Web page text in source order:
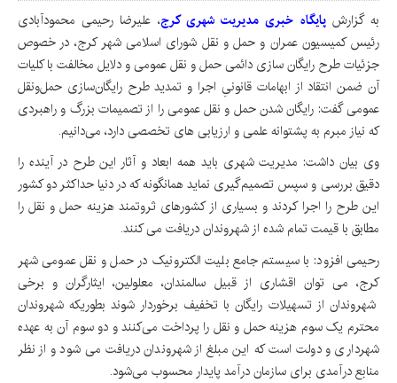
به گزارشپایگاه خبری مدیریت شهری کرج، علیرضا رحیمی محمودآبادی
رئیس کمیسیون عمران و حمل و نقل شورای اسلامی شهر کرج، در خصوص
جزئیات طرح رایگان سازی دائمی حمل و نقل عمومی و دلایل مخالفت با کلیات
آن ضمن انتقاد از ابهامات قانونیِ اجرا و تمدید طرح رایگان‌سازی حمل‌ونقل
عمومی گفت: رایگان شدن حمل و نقل عمومی را از تصمیمات بزرگ و راهبردی
که نیاز مبرم به پشتوانه علمی و ارزیابی های تخصصی دارد، می‌دانیم.
وی بیان داشت: مدیریت شهری باید همه ابعاد و آثار این طرح در آینده را
دقیق بررسی و سپس تصمیم‌گیری نماید همانگونه که در دنیا حداکثر دو کشور
این طرح را اجرا کردند و بسیاری از کشورهای ثروتمند هزینه حمل و نقل را
مطابق با قیمت تمام شده از شهروندان دریافت می کنند.
رحیمی افزود:‌ با سیستم جامع بلیت الکترونیک در حمل و نقل عمومی شهر
کرج، می توان اقشاری از قبیل سالمندان، معلولین، ایثارگران و برخی
شهروندان از تسهیلات رایگان با تخفیف برخوردار شوند بطوریکه شهروندان
محترم یک سوم هزینه حمل و نقل را پرداخت می‌کنند و دو سوم آن به عهده
شهرداری و دولت است که این مبلغ از شهروندان دریافت می شود و از نظر
منابع درآمدی برای سازمان درآمد پایدار محسوب می‌شود.